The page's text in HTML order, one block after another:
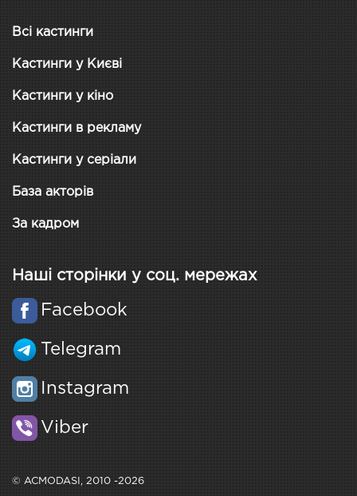
Всі кастинги
Кастинги у Києві
Кастинги у кіно
Кастинги в рекламу
Кастинги у серіали
База акторів
За кадром
Наші сторінки у соц. мережах
Facebook
Telegram
Instagram
Viber
© ACMODASI, 2010 -2026